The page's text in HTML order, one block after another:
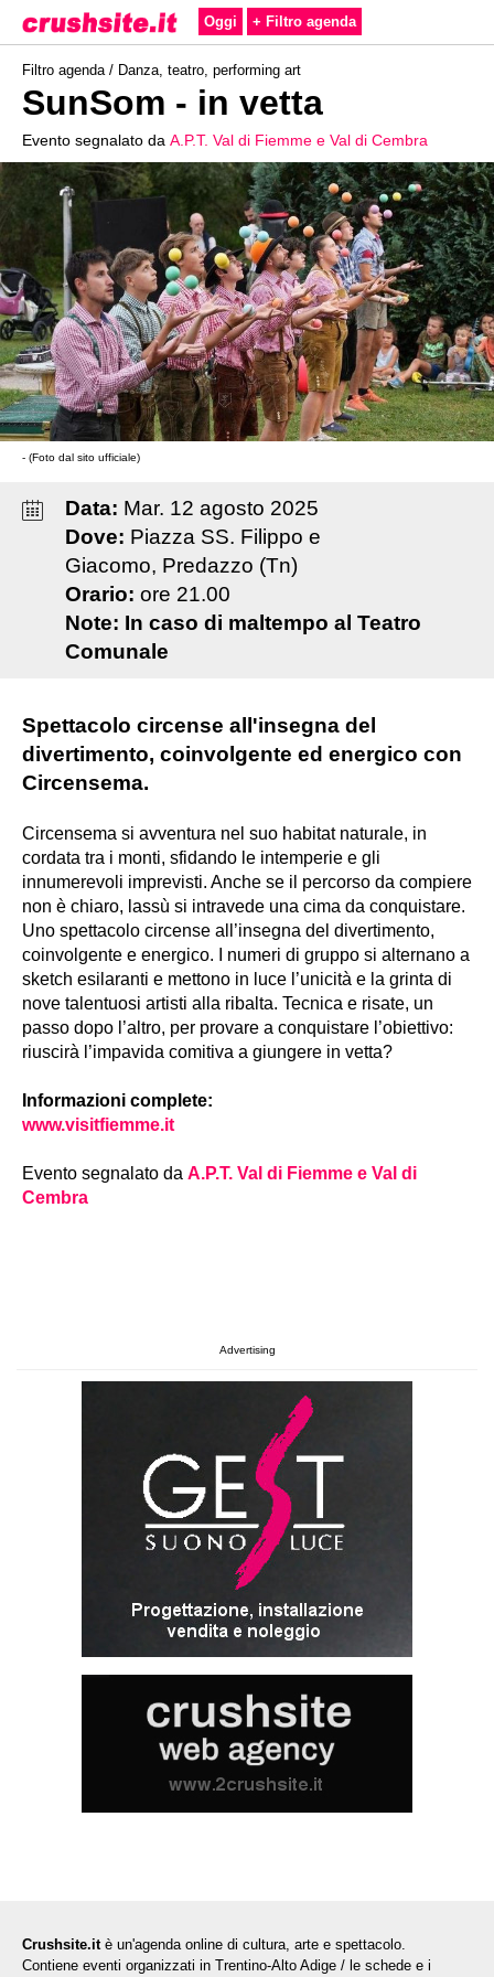
Oggi + Filtro agenda
Filtro agenda / Danza, teatro, performing art
SunSom - in vetta
Evento segnalato da A.P.T. Val di Fiemme e Val di Cembra
- (Foto dal sito ufficiale)
Data: Mar. 12 agosto 2025
Dove: Piazza SS. Filippo e
Giacomo, Predazzo (Tn)
Orario: ore 21.00
Note: In caso di maltempo al Teatro
Comunale
Spettacolo circense all'insegna del
divertimento, coinvolgente ed energico con
Circensema.
Circensema si avventura nel suo habitat naturale, in
cordata tra i monti, sfidando le intemperie e gli
innumerevoli imprevisti. Anche se il percorso da compiere
non è chiaro, lassù si intravede una cima da conquistare.
Uno spettacolo circense all’insegna del divertimento,
coinvolgente e energico. I numeri di gruppo si alternano a
sketch esilaranti e mettono in luce l’unicità e la grinta di
nove talentuosi artisti alla ribalta. Tecnica e risate, un
passo dopo l’altro, per provare a conquistare l’obiettivo:
riuscirà l’impavida comitiva a giungere in vetta?
Informazioni complete:
www.visitfiemme.it
Evento segnalato da A.P.T. Val di Fiemme e Val di
Cembra
Advertising
Crushsite.it è un'agenda online di cultura, arte e spettacolo.
Contiene eventi organizzati in Trentino-Alto Adige / le schede e i